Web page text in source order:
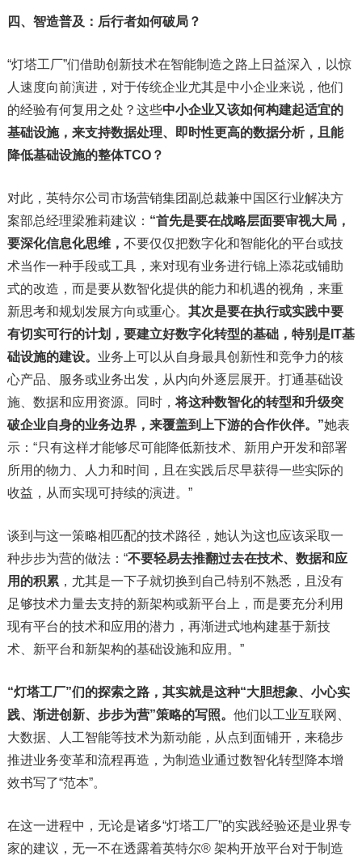
四、智造普及：后行者如何破局？
“灯塔工厂”们借助创新技术在智能制造之路上日益深入，以惊
人速度向前演进，对于传统企业尤其是中小企业来说，他们
的经验有何复用之处？这些中小企业又该如何构建起适宜的
基础设施，来支持数据处理、即时性更高的数据分析，且能
降低基础设施的整体TCO？
对此，英特尔公司市场营销集团副总裁兼中国区行业解决方
案部总经理梁雅莉建议： “首先是要在战略层面要审视大局，
要深化信息化思维， 不要仅仅把数字化和智能化的平台或技
术当作一种手段或工具，来对现有业务进行锦上添花或铺助
式的改造，而是要从数智化提供的能力和机遇的视角，来重
新思考和规划发展方向或重心。 其次是要在执行或实践中要
有切实可行的计划，要建立好数字化转型的基础，特别是IT基
础设施的建设。 业务上可以从自身最具创新性和竞争力的核
心产品、服务或业务出发，从内向外逐层展开。打通基础设
施、数据和应用资源。同时，将这种数智化的转型和升级突
破企业自身的业务边界，来覆盖到上下游的合作伙伴。”她表
示：“只有这样才能够尽可能降低新技术、新用户开发和部署
所用的物力、人力和时间，且在实践后尽早获得一些实际的
收益，从而实现可持续的演进。”
谈到与这一策略相匹配的技术路径，她认为这也应该采取一
种步步为营的做法：“不要轻易去推翻过去在技术、数据和应
用的积累，尤其是一下子就切换到自己特别不熟悉，且没有
足够技术力量去支持的新架构或新平台上，而是要充分利用
现有平台的技术和应用的潜力，再渐进式地构建基于新技
术、新平台和新架构的基础设施和应用。”
“灯塔工厂”们的探索之路，其实就是这种“大胆想象、小心实
践、渐进创新、步步为营”策略的写照。 他们以工业互联网、
大数据、人工智能等技术为新动能，从点到面铺开，来稳步
推进业务变革和流程再造，为制造业通过数智化转型降本增
效书写了“范本”。
在这一进程中，无论是诸多“灯塔工厂”的实践经验还是业界专
家的建议，无一不在透露着英特尔® 架构开放平台对于制造